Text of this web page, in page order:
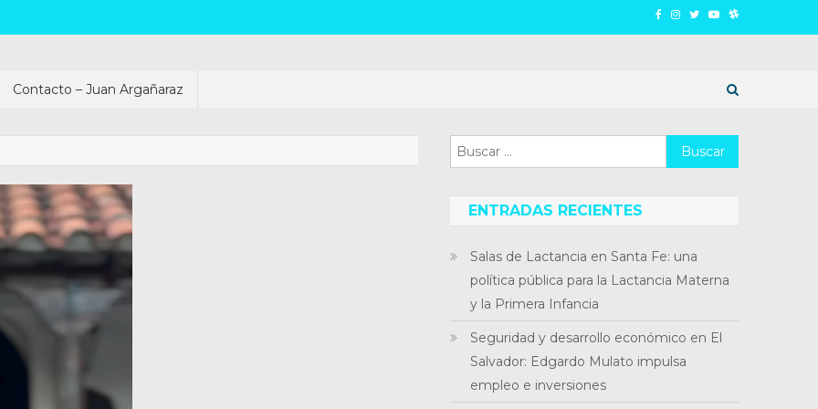
Contacto – Juan Argañaraz
Buscar:
ENTRADAS RECIENTES
Salas de Lactancia en Santa Fe: una
política pública para la Lactancia Materna
y la Primera Infancia
Seguridad y desarrollo económico en El
Salvador: Edgardo Mulato impulsa
empleo e inversiones